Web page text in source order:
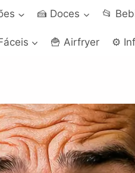
🍰 Doces 📂
🍟 Airfryer ⚙️